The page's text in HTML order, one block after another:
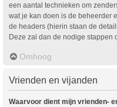
een aantal technieken om
wat je kan doen is de beheerder
de headers (hierin staan de
Deze zal dan de nodige stappen
Omhoog
Vrienden en vijanden
Waarvoor dient mijn vrienden-